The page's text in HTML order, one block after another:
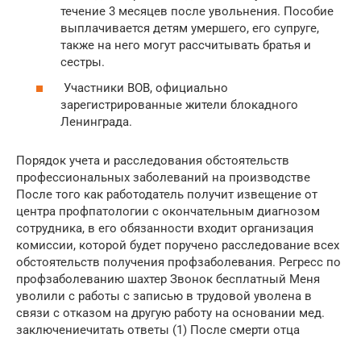
течение 3 месяцев после увольнения. Пособие
выплачивается детям умершего, его супруге,
также на него могут рассчитывать братья и
сестры.
Участники ВОВ, официально
зарегистрированные жители блокадного
Ленинграда.
Порядок учета и расследования обстоятельств
профессиональных заболеваний на производстве
После того как работодатель получит извещение от
центра профпатологии с окончательным диагнозом
сотрудника, в его обязанности входит организация
комиссии, которой будет поручено расследование всех
обстоятельств получения профзаболевания. Регресс по
профзаболеванию шахтер Звонок бесплатный Меня
уволили с работы с записью в трудовой уволена в
связи с отказом на другую работу на основании мед.
заключениечитать ответы (1) После смерти отца